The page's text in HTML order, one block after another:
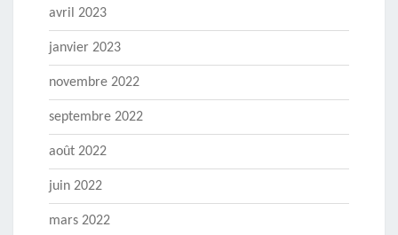
avril 2023
janvier 2023
novembre 2022
septembre 2022
août 2022
juin 2022
mars 2022